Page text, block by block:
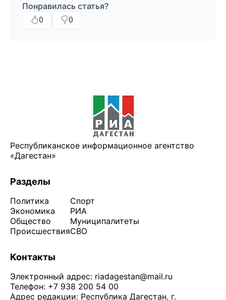
Понравилась статья?
0 0
Республиканское информационное агентство
«Дагестан»
Разделы
Политика
Экономика
Общество
Происшествия
Спорт
РИА
Муниципалитеты
СВО
Контакты
Электронный адрес: riadagestan@mail.ru
Телефон: +7 938 200 54 00
Адрес редакции: Республика Дагестан, г.